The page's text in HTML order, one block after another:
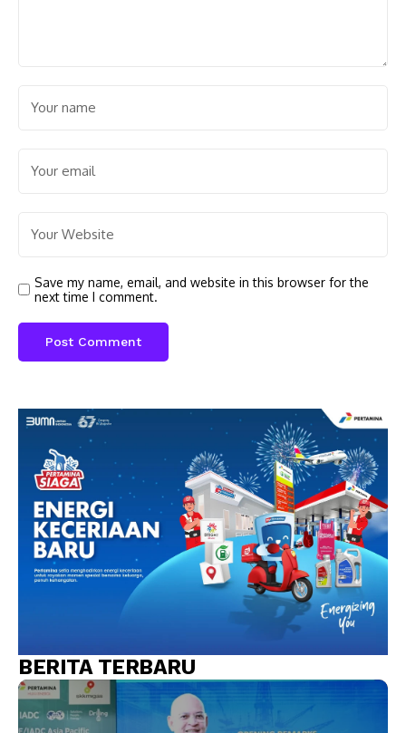
Save my name, email, and website in this browser for the
next time I comment.
BERITA TERBARU